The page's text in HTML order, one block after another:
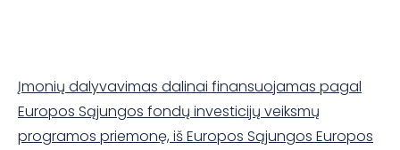
Įmonių dalyvavimas dalinai finansuojamas pagal
Europos Sąjungos fondų investicijų veiksmų
programos priemonę, iš Europos Sąjungos Europos